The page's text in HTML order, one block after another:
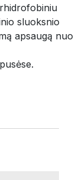
sluoksnio
apsaugą nuo